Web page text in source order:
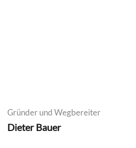
Gründer und Wegbereiter
Dieter Bauer